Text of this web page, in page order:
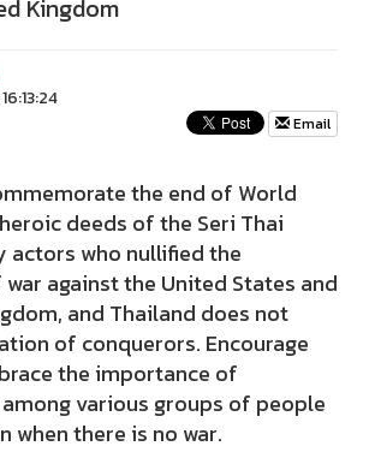
Kingdom
Email
the end of World
deeds of the Seri Thai
actors who nullified the
against the United States and
and Thailand does not
of conquerors. Encourage
the importance of
various groups of people
when there is no war.